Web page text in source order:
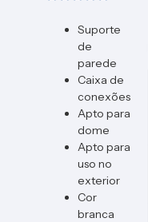
Suporte
de
parede
Caixa de
conexões
Apto para
dome
Apto para
uso no
exterior
Cor
branca